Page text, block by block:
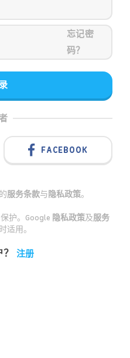
忘记密
码？
FACEBOOK
服务条款与隐私政策。
保护。Google 隐私政策及服务
适用。
注册